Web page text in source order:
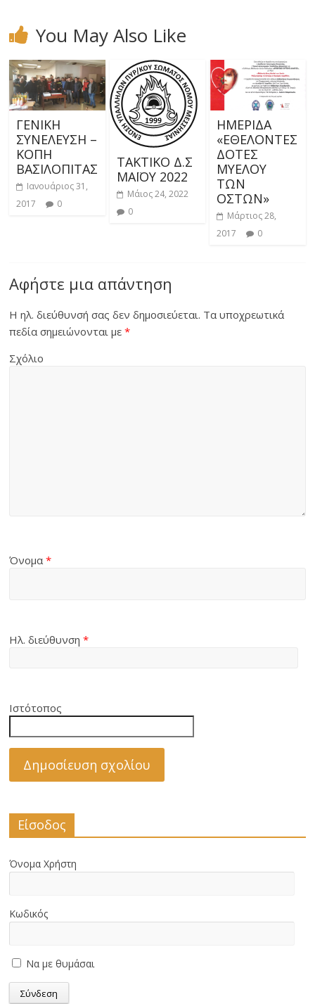
You May Also Like
ΓΕΝΙΚΗ
ΣΥΝΕΛΕΥΣΗ –
ΚΟΠΗ
ΒΑΣΙΛΟΠΙΤΑΣ
Ιανουάριος 31,
2017
0
ΤΑΚΤΙΚΟ Δ.Σ
ΜΑΪΟΥ 2022
Μάιος 24, 2022
0
ΗΜΕΡΙΔΑ
«ΕΘΕΛΟΝΤΕΣ
ΔΟΤΕΣ
ΜΥΕΛΟΥ
ΤΩΝ
ΟΣΤΩΝ»
Μάρτιος 28,
2017
0
Αφήστε μια απάντηση
Η ηλ. διεύθυνσή σας δεν δημοσιεύεται. Τα υποχρεωτικά
πεδία σημειώνονται με*
Σχόλιο
Όνομα*
Ηλ. διεύθυνση*
Ιστότοπος
Είσοδος
Όνομα Χρήστη
Κωδικός
Να με θυμάσαι